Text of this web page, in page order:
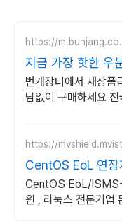
https://
지금 가장 핫한 우
드 중고거래
번개장터에서 새상품
담없이 구매하세요
https://
CentOS EoL 연
CentOS EoL/
원 , 리눅스 전문기업